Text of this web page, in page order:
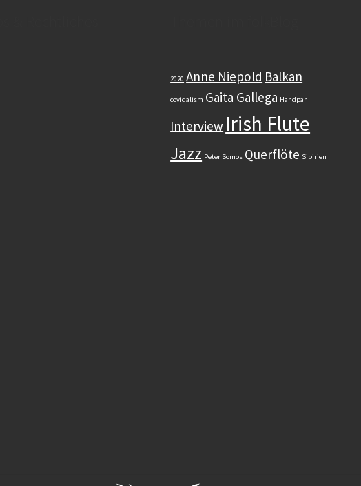
2020 Anne Niepold Balkan
covidalism Gaita Gallega Handpan
Interview Irish Flute
Jazz Peter Somos Querflöte Sibirien